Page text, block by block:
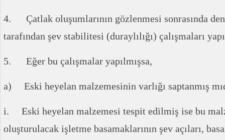
4. Çatlak oluşumlarının gözlenmesi sonrasında
tarafından şev stabilitesi (duraylılığı) çalışmaları
5. Eğer bu çalışmalar yapılmışsa,
a) Eski heyelan malzemesinin varlığı saptanmış
i. Eski heyelan malzemesi tespit edilmiş ise bu
oluşturulacak işletme basamaklarının şev açıları,